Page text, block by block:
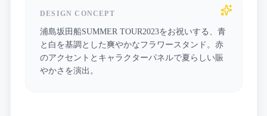
DESIGN CONCEPT
浦島坂田船SUMMER TOUR2023をお祝いする、青
と白を基調とした爽やかなフラワースタンド。赤
のアクセントとキャラクターパネルで夏らしい賑
やかさを演出。